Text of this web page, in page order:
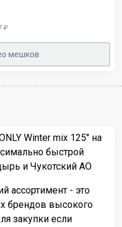
₽
мешков
Winter mix 125" на
быстрой
и Чукотский АО
ассортимент - это
брендов высокого
закупки если